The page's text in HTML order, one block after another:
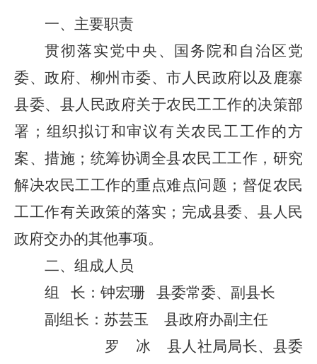
一、 主要职责
贯彻落实党中央、国务院和自治区党
委、政府、 柳州市委、 市人民政府以及鹿寨
县委、县人民政府关于农民工工作的决策部
署；组织拟订和审议有关农民工工作的方
案、措施；统筹协调全县农民工工作，研究
解决农民工工作的重点难点问题；督促农民
工工作有关政策的落实；完成县委、 县 人民
政府交办的其他事项。
二、 组成人员
组
长： 钟宏珊
县委常委、副县长
副组长： 苏芸玉 县政府办副主任
罗
冰 县人社局局长、县委